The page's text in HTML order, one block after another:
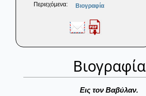
Περιεχόμενα: Βιογραφία
Βιογραφία
Εις τον Βαβύλαν.